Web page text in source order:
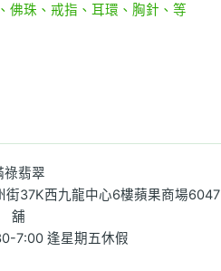
佛珠、戒指、耳環、胸針、等
祿翡翠
街37K西九龍中心6樓蘋果商場6047
舖
7:00 逢星期五休假